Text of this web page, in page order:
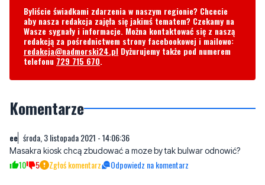
Byliście świadkami zdarzenia w naszym regionie? Chcecie
aby nasza redakcja zajęła się jakimś tematem? Czekamy na
Wasze sygnały i informacje. Można kontaktować się z naszą
redakcją za pośrednictwem strony facebookowej i mailowo:
redakcja@nadmorski24.pl Dyżurujemy także pod numerem
telefonu 729 715 670.
Komentarze
ee środa, 3 listopada 2021 - 14:06:36
Masakra kiosk chcą zbudować a moze by tak bulwar odnowić?
10 5 Zgłoś komentarz Odpowiedz na komentarz